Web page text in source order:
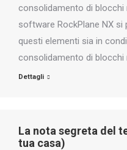
consolidamento di
software RockPlane NX
questi elementi sia in
consolidamento di blocchi
Dettagli
La nota segreta del
tua casa)